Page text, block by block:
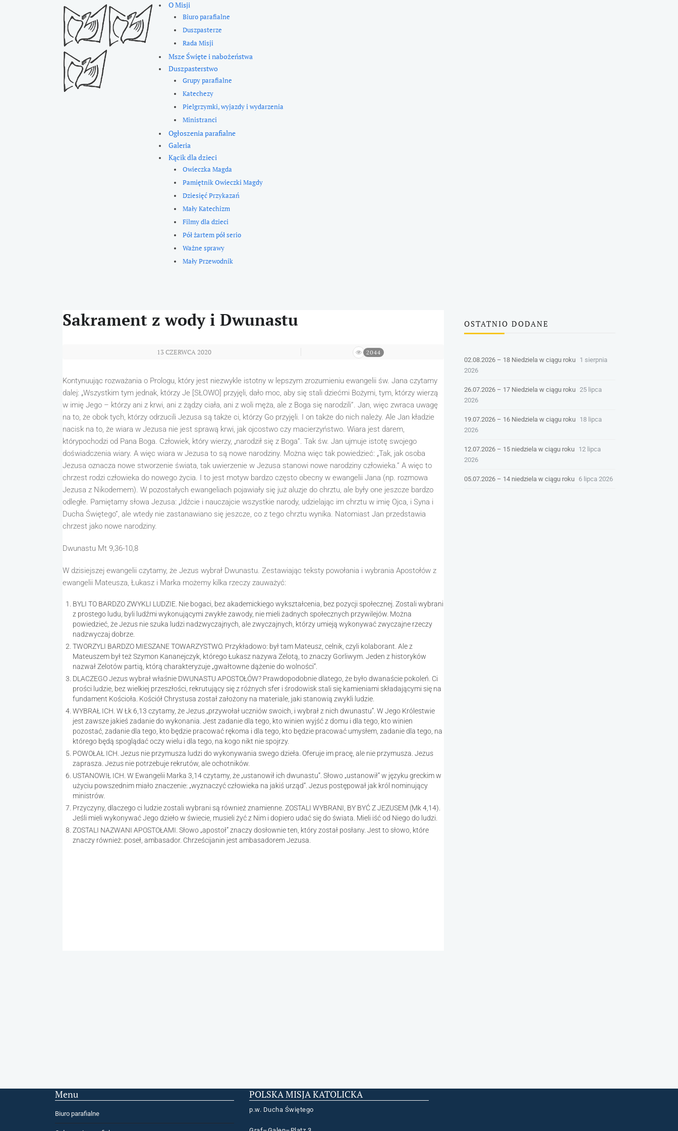
O Misji
Biuro parafialne
Duszpasterze
Rada Misji
Msze Święte i nabożeństwa
Duszpasterstwo
Grupy parafialne
Katechezy
Pielgrzymki, wyjazdy i wydarzenia
Ministranci
Ogłoszenia parafialne
Galeria
Kącik dla dzieci
Owieczka Magda
Pamiętnik Owieczki Magdy
Dziesięć Przykazań
Mały Katechizm
Filmy dla dzieci
Pół żartem pół serio
Ważne sprawy
Mały Przewodnik
Sakrament z wody i Dwunastu
13 CZERWCA 2020 2044
Kontynuując rozważania o Prologu, który jest niezwykle istotny w lepszym zrozumieniu ewangelii św. Jana czytamy
dalej: „Wszystkim tym jednak, którzy Je [SŁOWO] przyjęli, dało moc, aby się stali dziećmi Bożymi, tym, którzy wierzą
w imię Jego – którzy ani z krwi, ani z żądzy ciała, ani z woli męża, ale z Boga się narodzili”. Jan, więc zwraca uwagę
na to, że obok tych, którzy odrzucili Jezusa są także ci, którzy Go przyjęli. I on także do nich należy. Ale Jan kładzie
nacisk na to, że wiara w Jezusa nie jest sprawą krwi, jak ojcostwo czy macierzyństwo. Wiara jest darem,
którypochodzi od Pana Boga. Człowiek, który wierzy, „narodził się z Boga”. Tak św. Jan ujmuje istotę swojego
doświadczenia wiary. A więc wiara w Jezusa to są nowe narodziny. Można więc tak powiedzieć: „Tak, jak osoba
Jezusa oznacza nowe stworzenie świata, tak uwierzenie w Jezusa stanowi nowe narodziny człowieka.” A więc to
chrzest rodzi człowieka do nowego życia. I to jest motyw bardzo często obecny w ewangelii Jana (np. rozmowa
Jezusa z Nikodemem). W pozostałych ewangeliach pojawiały się już aluzje do chrztu, ale były one jeszcze bardzo
odległe. Pamiętamy słowa Jezusa: „Idźcie i nauczajcie wszystkie narody, udzielając im chrztu w imię Ojca, i Syna i
Ducha Świętego”, ale wtedy nie zastanawiano się jeszcze, co z tego chrztu wynika. Natomiast Jan przedstawia
chrzest jako nowe narodziny.
Dwunastu Mt 9,36-10,8
W dzisiejszej ewangelii czytamy, że Jezus wybrał Dwunastu. Zestawiając teksty powołania i wybrania Apostołów z
ewangelii Mateusza, Łukasz i Marka możemy kilka rzeczy zauważyć:
BYLI TO BARDZO ZWYKLI LUDZIE. Nie bogaci, bez akademickiego wykształcenia, bez pozycji społecznej. Zostali wybrani
z prostego ludu, byli ludźmi wykonującymi zwykłe zawody, nie mieli żadnych społecznych przywilejów. Można
powiedzieć, że Jezus nie szuka ludzi nadzwyczajnych, ale zwyczajnych, którzy umieją wykonywać zwyczajne rzeczy
nadzwyczaj dobrze.
TWORZYLI BARDZO MIESZANE TOWARZYSTWO. Przykładowo: był tam Mateusz, celnik, czyli kolaborant. Ale z
Mateuszem był też Szymon Kananejczyk, którego Łukasz nazywa Zelotą, to znaczy Gorliwym. Jeden z historyków
nazwał Zelotów partią, którą charakteryzuje „gwałtowne dążenie do wolności”.
DLACZEGO Jezus wybrał właśnie DWUNASTU APOSTOŁÓW? Prawdopodobnie dlatego, że było dwanaście pokoleń. Ci
prości ludzie, bez wielkiej przeszłości, rekrutujący się z różnych sfer i środowisk stali się kamieniami składającymi się na
fundament Kościoła. Kościół Chrystusa został założony na materiale, jaki stanowią zwykli ludzie.
WYBRAŁ ICH. W Łk 6,13 czytamy, że Jezus „przywołał uczniów swoich, i wybrał z nich dwunastu”. W Jego Królestwie
jest zawsze jakieś zadanie do wykonania. Jest zadanie dla tego, kto winien wyjść z domu i dla tego, kto winien
pozostać, zadanie dla tego, kto będzie pracować rękoma i dla tego, kto będzie pracować umysłem, zadanie dla tego, na
którego będą spoglądać oczy wielu i dla tego, na kogo nikt nie spojrzy.
POWOŁAŁ ICH. Jezus nie przymusza ludzi do wykonywania swego dzieła. Oferuje im pracę, ale nie przymusza. Jezus
zaprasza. Jezus nie potrzebuje rekrutów, ale ochotników.
USTANOWIŁ ICH. W Ewangelii Marka 3,14 czytamy, że „ustanowił ich dwunastu”. Słowo „ustanowił” w języku greckim w
użyciu powszednim miało znaczenie: „wyznaczyć człowieka na jakiś urząd”. Jezus postępował jak król nominujący
ministrów.
Przyczyny, dlaczego ci ludzie zostali wybrani są również znamienne. ZOSTALI WYBRANI, BY BYĆ Z JEZUSEM (Mk 4,14).
Jeśli mieli wykonywać Jego dzieło w świecie, musieli żyć z Nim i dopiero udać się do świata. Mieli iść od Niego do ludzi.
ZOSTALI NAZWANI APOSTOŁAMI. Słowo „apostoł” znaczy dosłownie ten, który został posłany. Jest to słowo, które
znaczy również: poseł, ambasador. Chrześcijanin jest ambasadorem Jezusa.
OSTATNIO DODANE
02.08.2026 – 18 Niedziela w ciągu roku 1 sierpnia
2026
26.07.2026 – 17 Niedziela w ciągu roku 25 lipca
2026
19.07.2026 – 16 Niedziela w ciągu roku 18 lipca
2026
12.07.2026 – 15 niedziela w ciągu roku 12 lipca
2026
05.07.2026 – 14 niedziela w ciągu roku 6 lipca 2026
Menu
Biuro parafialne
POLSKA MISJA KATOLICKA
p.w. Ducha Świętego